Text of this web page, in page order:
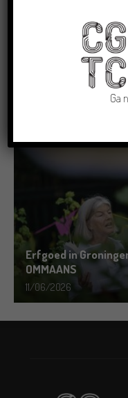
rond het Gronings
Erfgoed in
OMMAANS
11/06/2026
Ga